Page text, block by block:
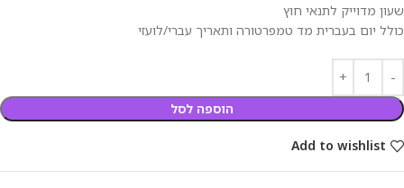
שעון מדוייק לתנאי חוץ
כולל יום בעברית מד טמפרטורה ותאריך עברי/לועזי
הוספה לסל
Add to wishlist